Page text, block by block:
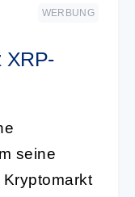
WERBUNG
XRP-
seine